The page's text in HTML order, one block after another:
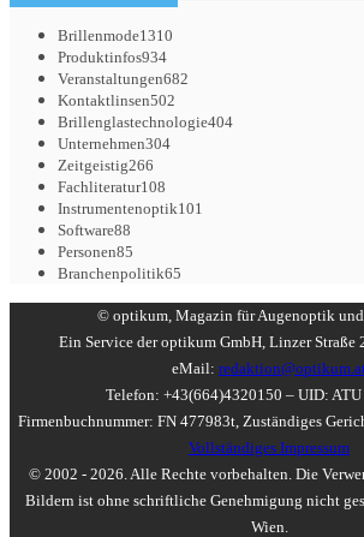
Brillenmode1310
Produktinfos934
Veranstaltungen682
Kontaktlinsen502
Brillenglastechnologie404
Unternehmen304
Zeitgeistig266
Fachliteratur108
Instrumentenoptik101
Software88
Personen85
Branchenpolitik65
© optikum, Magazin für Augenoptik
Ein Service der optikum GmbH, Linzer Straße
eMail:
Telefon: +43(664)4320150 – UID:
Firmenbuchnummer: FN 477983t, Zuständiges
Vollständiges Impressum
© 2002 - 2026. Alle Rechte vorbehalten. Die
Bildern ist ohne schriftliche Genehmigung nicht
Wien.